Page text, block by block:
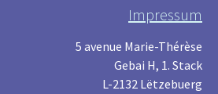
Impressum
5 avenue Marie-Thérèse
Gebai H, 1. Stack
L-2132 Lëtzebuerg